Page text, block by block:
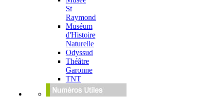
St
Raymond
Muséum
d'Histoire
Naturelle
Odyssud
Théâtre
Garonne
TNT